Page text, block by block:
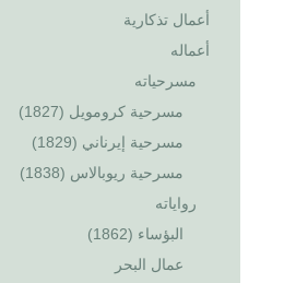
أعمال تذكارية
أعماله
مسرحياته
مسرحية كرومويل (1827)‏
مسرحية إيرناني (1829)‏
مسرحية ريوبالاس (1838)‏
رواياته
البؤساء (1862)‏
عمال البحر